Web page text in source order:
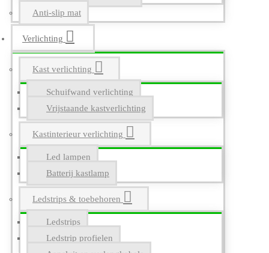
Anti-slip mat
Verlichting
Kast verlichting
Schuifwand verlichting
Vrijstaande kastverlichting
Kastinterieur verlichting
Led lampen
Batterij kastlamp
Ledstrips & toebehoren
Ledstrips
Ledstrip profielen